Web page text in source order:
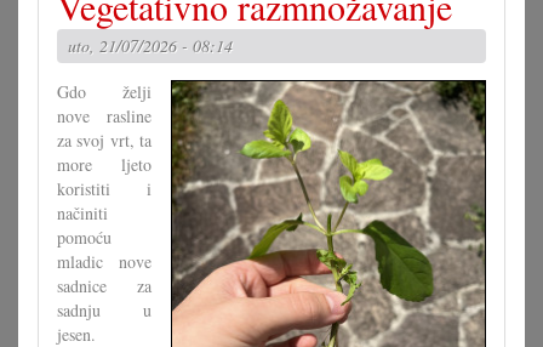
morao
izgledati
Zakon
o
narodni
grupa?
(I)
uto, 21/07/2026 - 08:14
Gdo želji
nove rasline
za svoj vrt, ta
more ljeto
koristiti i
načiniti
pomoću
mladic nove
sadnice za
sadnju u
jesen.